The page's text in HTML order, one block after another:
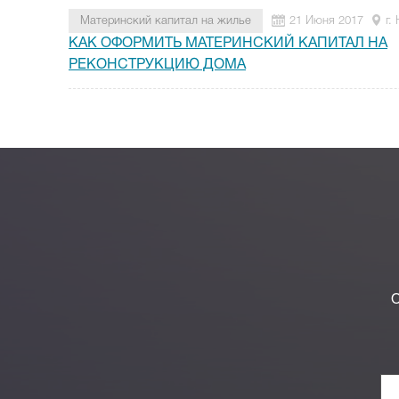
Материнский капитал на жилье 21 Июня 2017 г.
КАК ОФОРМИТЬ МАТЕРИНСКИЙ КАПИТАЛ НА
РЕКОНСТРУКЦИЮ ДОМА